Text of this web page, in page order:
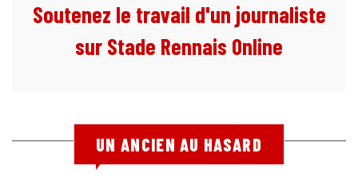
Soutenez le travail d'un journaliste
sur Stade Rennais Online
UN ANCIEN AU HASARD